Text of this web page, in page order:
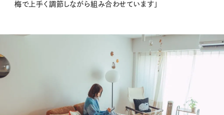
梅で上手く調節しながら組み合わせています」